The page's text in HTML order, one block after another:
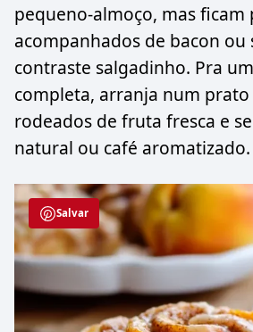
pequeno-almoço, mas ficam
acompanhados de bacon ou
contraste salgadinho. Pra
completa, arranja num
rodeados de fruta fresca e
natural ou café aromatizado.
Salvar